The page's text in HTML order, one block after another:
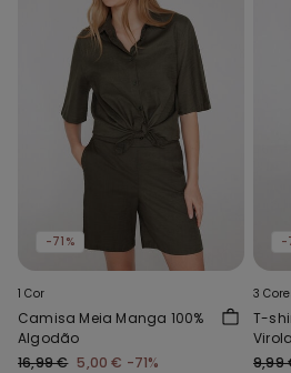
-71%
1 Cor
Camisa Meia Manga 100%
Algodão
16,99 € 5,00 € -71%
-
3
T-
9,99